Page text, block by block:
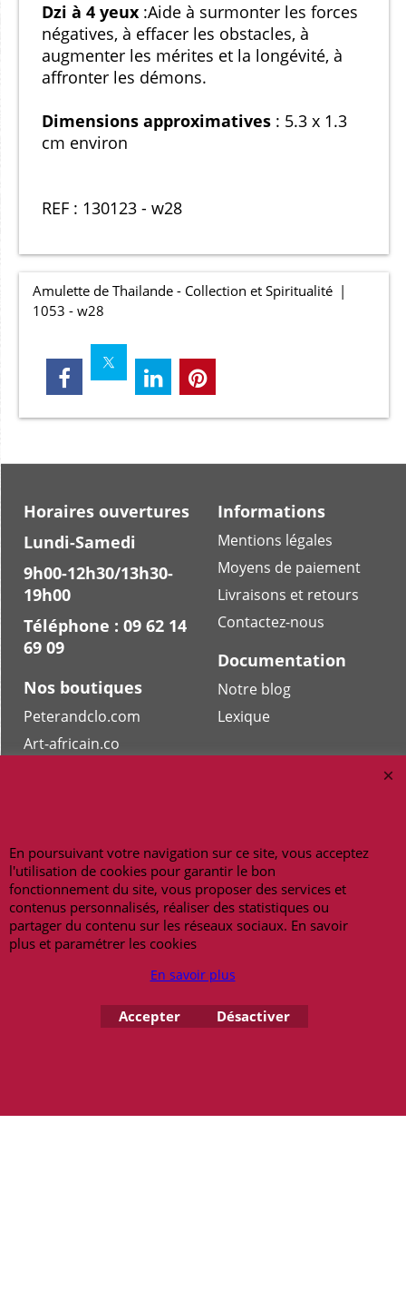
Dzi à 4 yeux :Aide à surmonter les forces
négatives, à effacer les obstacles, à
augmenter les mérites et la longévité, à
affronter les démons.
Dimensions approximatives : 5.3 x 1.3
cm environ
REF : 130123 - w28
Amulette de Thailande - Collection et Spiritualité
1053 - w28
Informations
Mentions légales
Moyens de paiement
Livraisons et retours
Contactez-nous
Horaires ouvertures
Lundi-Samedi
9h00-12h30/13h30-
19h00
Téléphone : 09 62 14
69 09
Documentation
Notre blog
Lexique
Nos boutiques
Peterandclo.com
Art-africain.co
Copyright 2026 - amulettes.fr
En poursuivant votre navigation sur ce site, vous acceptez
l'utilisation de cookies pour garantir le bon
fonctionnement du site, vous proposer des services et
contenus personnalisés, réaliser des statistiques ou
partager du contenu sur les réseaux sociaux. En savoir
plus et paramétrer les cookies
En savoir plus
Accepter Désactiver